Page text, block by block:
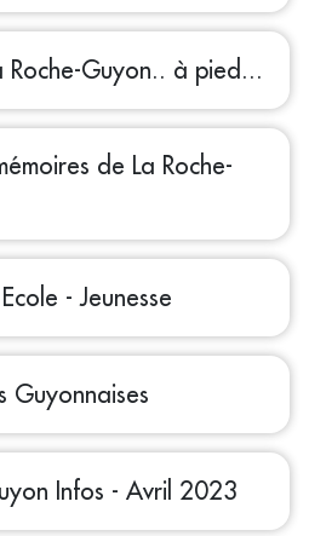
Roche-Guyon.. à pied...
de La Roche-
- Jeunesse
Guyonnaises
Infos - Avril 2023